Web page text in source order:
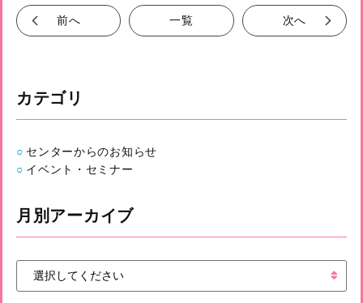
前へ 一覧 次へ
カテゴリ
センターからのお知らせ
イベント・セミナー
月別アーカイブ